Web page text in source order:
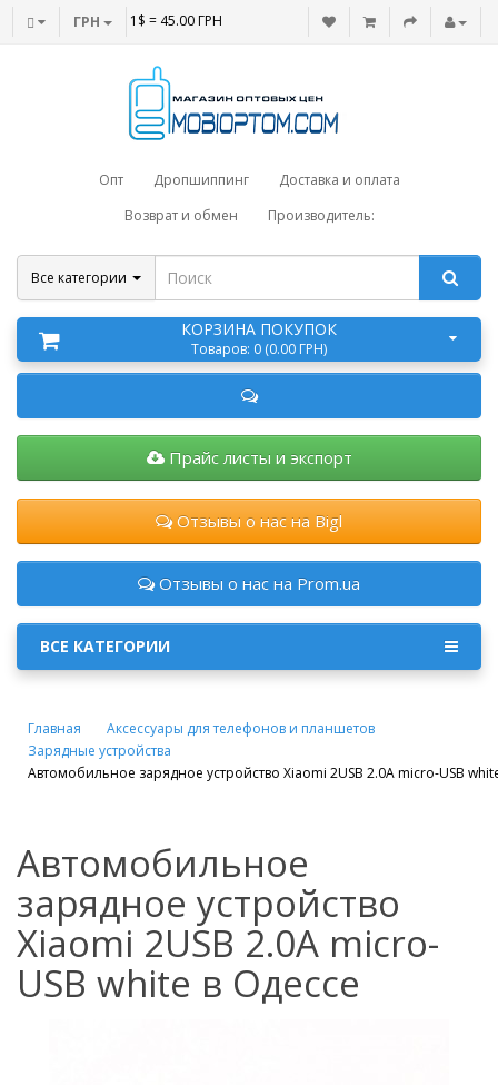
ГРН 1$ = 45.00 ГРН
Опт Дропшиппинг
Доставка и оплата
Возврат и обмен
Производитель:
Все категории
КОРЗИНА ПОКУПОК
Товаров: 0 (0.00 ГРН)
Прайс листы и экспорт
Отзывы о нас на Bigl
Отзывы о нас на Prom.ua
ВСЕ КАТЕГОРИИ
Главная
Аксессуары для телефонов и планшетов
Зарядные устройства
Автомобильное зарядное устройство Xiaomi 2USB 2.0A micro-USB
Автомобильное
зарядное устройство
Xiaomi 2USB 2.0A micro-
USB white в Одессе